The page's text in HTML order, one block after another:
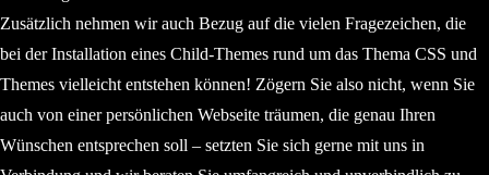
Zusätzlich nehmen wir auch Bezug auf die vielen Fragezeichen, die
bei der Installation eines Child-Themes rund um das Thema CSS und
Themes vielleicht entstehen können! Zögern Sie also nicht, wenn Sie
auch von einer persönlichen Webseite träumen, die genau Ihren
Wünschen entsprechen soll – setzten Sie sich gerne mit uns in